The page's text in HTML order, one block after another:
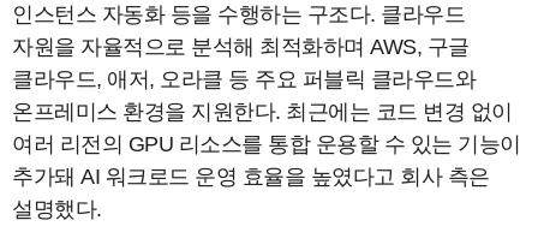
인스턴스 자동화 등을 수행하는 구조다. 클라우드
자원을 자율적으로 분석해 최적화하며 AWS, 구글
클라우드, 애저, 오라클 등 주요 퍼블릭 클라우드와
온프레미스 환경을 지원한다. 최근에는 코드 변경 없이
여러 리전의 GPU 리소스를 통합 운용할 수 있는 기능이
추가돼 AI 워크로드 운영 효율을 높였다고 회사 측은
설명했다.